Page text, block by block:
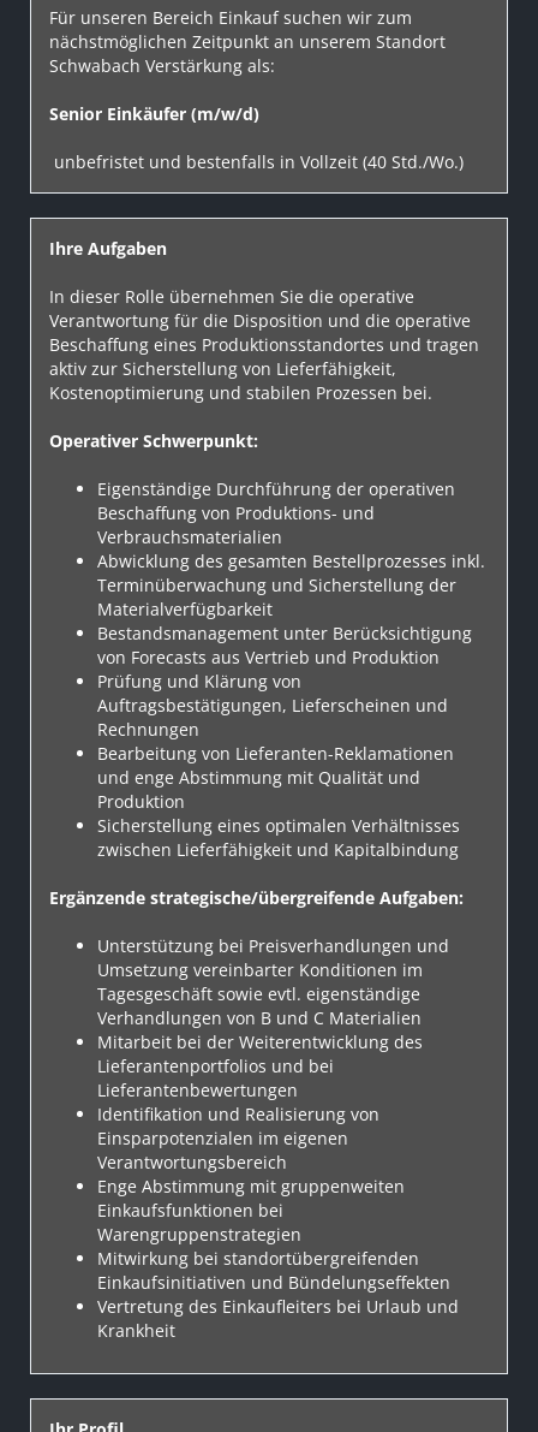
Für unseren Bereich Einkauf suchen wir zum
nächstmöglichen Zeitpunkt an unserem Standort
Schwabach Verstärkung als:
Senior Einkäufer (m/w/d)
unbefristet und bestenfalls in Vollzeit (40 Std./Wo.)
Ihre Aufgaben
In dieser Rolle übernehmen Sie die operative
Verantwortung für die Disposition und die operative
Beschaffung eines Produktionsstandortes und tragen
aktiv zur Sicherstellung von Lieferfähigkeit,
Kostenoptimierung und stabilen Prozessen bei.
Operativer Schwerpunkt:
Eigenständige Durchführung der operativen
Beschaffung von Produktions- und
Verbrauchsmaterialien
Abwicklung des gesamten Bestellprozesses inkl.
Terminüberwachung und Sicherstellung der
Materialverfügbarkeit
Bestandsmanagement unter Berücksichtigung
von Forecasts aus Vertrieb und Produktion
Prüfung und Klärung von
Auftragsbestätigungen, Lieferscheinen und
Rechnungen
Bearbeitung von Lieferanten-Reklamationen
und enge Abstimmung mit Qualität und
Produktion
Sicherstellung eines optimalen Verhältnisses
zwischen Lieferfähigkeit und Kapitalbindung
Ergänzende strategische/übergreifende Aufgaben:
Unterstützung bei Preisverhandlungen und
Umsetzung vereinbarter Konditionen im
Tagesgeschäft sowie evtl. eigenständige
Verhandlungen von B und C Materialien
Mitarbeit bei der Weiterentwicklung des
Lieferantenportfolios und bei
Lieferantenbewertungen
Identifikation und Realisierung von
Einsparpotenzialen im eigenen
Verantwortungsbereich
Enge Abstimmung mit gruppenweiten
Einkaufsfunktionen bei
Warengruppenstrategien
Mitwirkung bei standortübergreifenden
Einkaufsinitiativen und Bündelungseffekten
Vertretung des Einkaufleiters bei Urlaub und
Krankheit